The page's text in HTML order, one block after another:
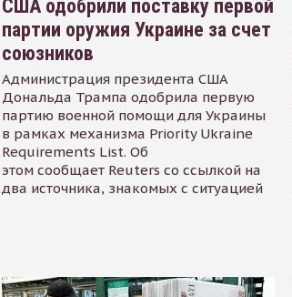
США одобрили поставку первой
партии оружия Украине за счет
союзников
Администрация президента США
Дональда Трампа одобрила первую
партию военной помощи для Украины
в рамках механизма Priority Ukraine
Requirements List. Об
этом сообщает Reuters со ссылкой на
два источника, знакомых с ситуацией